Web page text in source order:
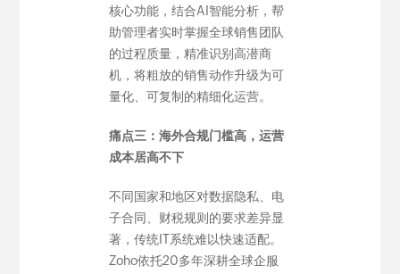
核心功能，结合AI智能分析，帮
助管理者实时掌握全球销售团队
的过程质量，精准识别高潜商
机，将粗放的销售动作升级为可
量化、可复制的精细化运营。
痛点三：海外合规门槛高，运营
成本居高不下
不同国家和地区对数据隐私、电
子合同、财税规则的要求差异显
著，传统IT系统难以快速适配。
Zoho依托20多年深耕全球企服